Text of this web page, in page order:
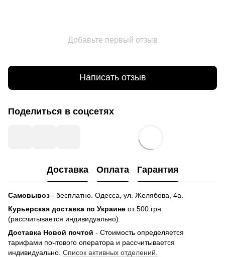
Добавьте первый отзыв
Написать отзыв
Поделиться в соцсетях
Доставка Оплата Гарантия
Самовывоз - бесплатно. Одесса, ул. Желябова, 4а.
Курьерская доставка по Украине от 500 грн
(рассчитывается индивидуально).
Доставка Новой почтой - Стоимость определяется
тарифами почтового оператора и рассчитывается
индивидуально. Список активных отделений.